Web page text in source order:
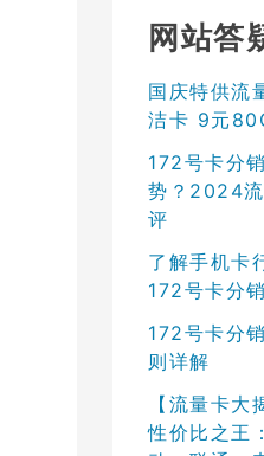
网站答
国庆特供流
洁卡 9元
172号卡分
势？2024
评
了解手机卡
172号卡分
172号卡分
则详解
【流量卡
性价比之王